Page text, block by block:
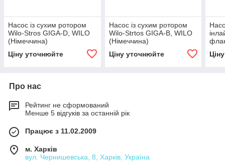
Насос із сухим ротором
Wilo-Stros GIGA-D, WILO
(Німеччина)
Ціну уточнюйте
Насос із сухим ротором
Wilo-Strtos GIGA-B, WILO
(Німеччина)
Ціну уточнюйте
,
Про нас
Рейтинг не сформований
Менше 5 відгуків за останній рік
Працює з 11.02.2009
м. Харків
вул. Чернишевська, 8, Харків, Україна